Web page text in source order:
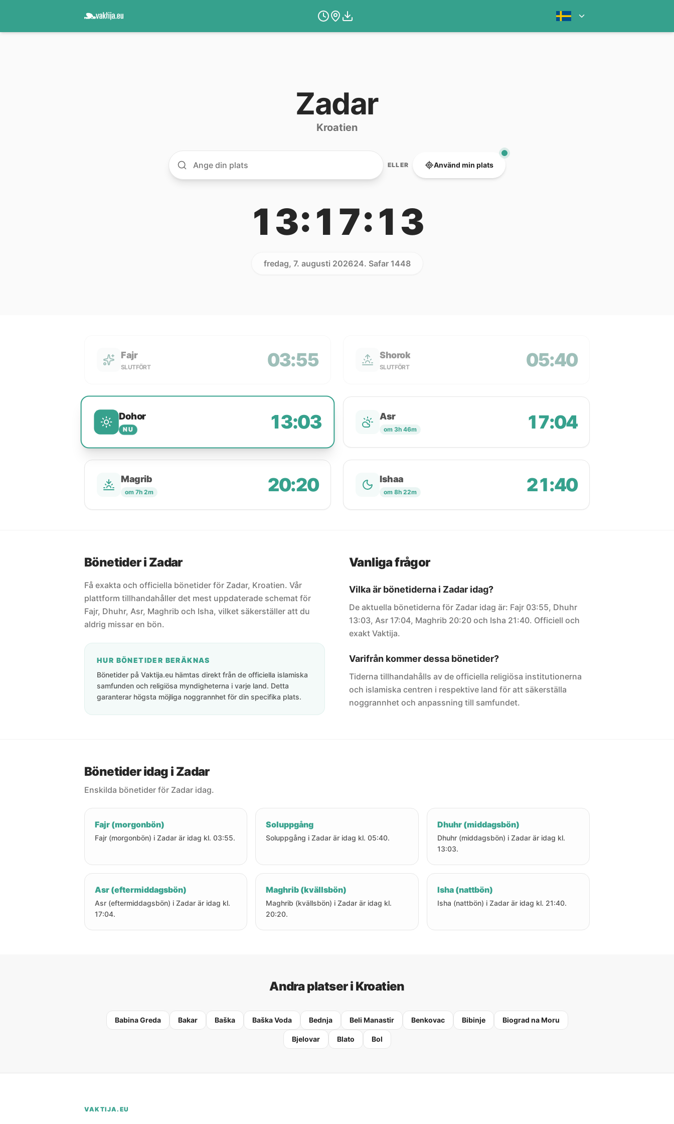
Zadar
Kroatien
ELLER Använd min plats
13:17:13
fredag, 7. augusti 202624. Safar 1448
Fajr
SLUTFÖRT 03:55 Shorok
SLUTFÖRT 05:40
Dohor
NU 13:03 Asr
om 3h 46m 17:04
Magrib
om 7h 2m 20:20 Ishaa
om 8h 22m 21:40
Bönetider i Zadar
Få exakta och officiella bönetider för Zadar, Kroatien. Vår
plattform tillhandahåller det mest uppdaterade schemat för
Fajr, Dhuhr, Asr, Maghrib och Isha, vilket säkerställer att du
aldrig missar en bön.
HUR BÖNETIDER BERÄKNAS
Bönetider på Vaktija.eu hämtas direkt från de officiella islamiska
samfunden och religiösa myndigheterna i varje land. Detta
garanterar högsta möjliga noggrannhet för din specifika plats.
Vanliga frågor
Vilka är bönetiderna i Zadar idag?
De aktuella bönetiderna för Zadar idag är: Fajr 03:55, Dhuhr
13:03, Asr 17:04, Maghrib 20:20 och Isha 21:40. Officiell och
exakt Vaktija.
Varifrån kommer dessa bönetider?
Tiderna tillhandahålls av de officiella religiösa institutionerna
och islamiska centren i respektive land för att säkerställa
noggrannhet och anpassning till samfundet.
Bönetider idag i Zadar
Enskilda bönetider för Zadar idag.
Fajr (morgonbön)
Fajr (morgonbön) i Zadar är idag kl. 03:55.
Soluppgång
Soluppgång i Zadar är idag kl. 05:40.
Dhuhr (middagsbön)
Dhuhr (middagsbön) i Zadar är idag kl.
13:03.
Asr (eftermiddagsbön)
Asr (eftermiddagsbön) i Zadar är idag kl.
17:04.
Maghrib (kvällsbön)
Maghrib (kvällsbön) i Zadar är idag kl.
20:20.
Isha (nattbön)
Isha (nattbön) i Zadar är idag kl. 21:40.
Andra platser i Kroatien
Babina Greda Bakar Baška Baška Voda Bednja Beli Manastir Benkovac Bibinje Biograd na Moru
Bjelovar Blato Bol
VAKTIJA.EU